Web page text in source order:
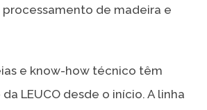
de madeira e
e know-how técnico têm
LEUCO desde o início. A linha